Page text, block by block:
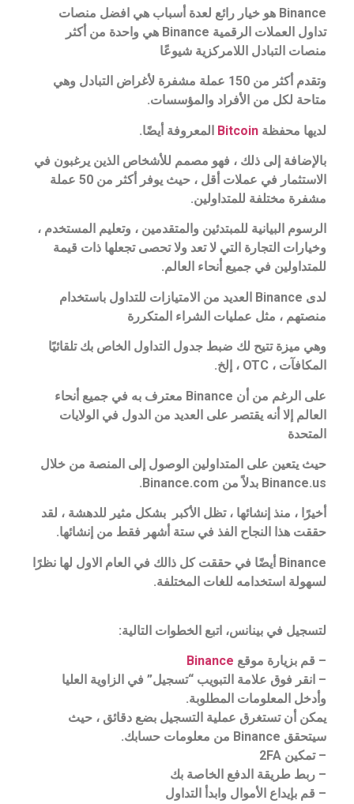
Binance هو خيار رائع لعدة أسباب هي
افضل منصات
تداول العملات الرقمية Binance هي واحدة من أكثر
منصات التبادل اللامركزية شيوعًا
وتقدم أكثر من 150 عملة مشفرة لأغراض التبادل وهي
متاحة لكل من الأفراد والمؤسسات.
لديها محفظة Bitcoin المعروفة أيضًا.
بالإضافة إلى ذلك ، فهو مصمم للأشخاص الذين يرغبون في
الاستثمار في عملات أقل ، حيث يوفر أكثر من 50 عملة
مشفرة مختلفة للمتداولين.
الرسوم البيانية للمبتدئين والمتقدمين ، وتعليم المستخدم ،
وخيارات التجارة التي لا تعد ولا تحصى تجعلها ذات قيمة
للمتداولين في جميع أنحاء العالم.
لدى Binance العديد من الامتيازات للتداول باستخدام
منصتهم ، مثل عمليات الشراء المتكررة
وهي ميزة تتيح لك ضبط جدول التداول الخاص بك تلقائيًا
المكافآت ، OTC ، إلخ.
على الرغم من أن Binance معترف به في جميع أنحاء
العالم إلا أنه يقتصر على العديد من الدول في الولايات
المتحدة
حيث يتعين على المتداولين الوصول إلى المنصة من خلال
Binance.us بدلاً من Binance.com.
أخيرًا ، منذ إنشائها ، تظل الأكبر بشكل مثير للدهشة ، لقد
حققت هذا النجاح الفذ في ستة أشهر فقط من إنشائها.
Binance أيضًا في حققت كل ذالك في العام الاول لها نظرًا
لسهولة استخدامه للغات المختلفة.
لتسجيل في بينانس، اتبع الخطوات التالية:
– قم بزيارة موقع Binance
– انقر فوق علامة التبويب “تسجيل” في الزاوية العليا
وأدخل المعلومات المطلوبة.
يمكن أن تستغرق عملية التسجيل بضع دقائق ، حيث
سيتحقق Binance من معلومات حسابك.
– تمكين 2FA
– ربط طريقة الدفع الخاصة بك
– قم بإيداع الأموال وابدأ التداول